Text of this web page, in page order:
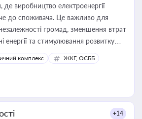
де виробництво електроенергії
до споживача. Це важливо для
громад, зменшення втрат
енергії та стимулювання розвитку
комплекс ЖКГ, ОСББ
+14